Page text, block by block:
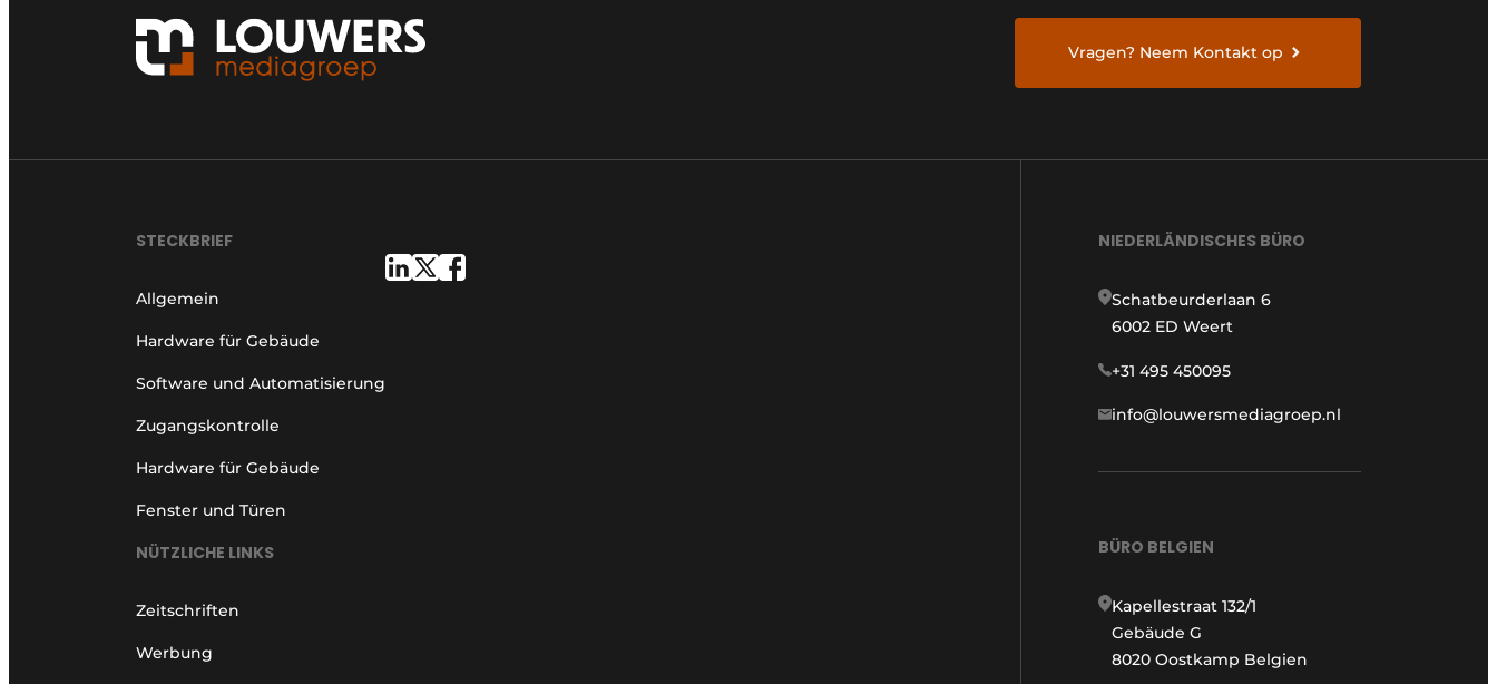
Vragen? Neem Kontakt op
STECKBRIEF
Allgemein
Hardware für Gebäude
Software und Automatisierung
Zugangskontrolle
Hardware für Gebäude
Fenster und Türen
NÜTZLICHE LINKS
Zeitschriften
Werbung
NIEDERLÄNDISCHES BÜRO
Schatbeurderlaan 6
6002 ED Weert
+31 495 450095
info@louwersmediagroep.nl
BÜRO BELGIEN
Kapellestraat 132/1
Gebäude G
8020 Oostkamp Belgien